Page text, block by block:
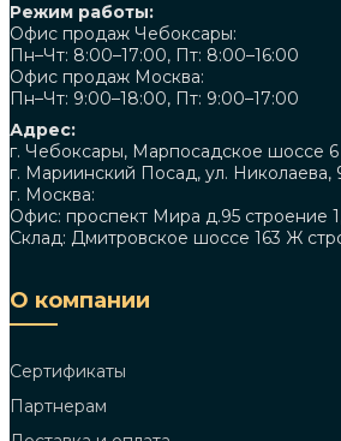
Режим работы:
Офис продаж Чебоксары:
Пн–Чт: 8:00–17:00, Пт: 8:00–16:00
Офис продаж Москва:
Пн–Чт: 9:00–18:00, Пт: 9:00–17:00
Адрес:
г. Чебоксары, Марпосадское шоссе 6
г. Мариинский Посад, ул. Николаева,
г. Москва:
Офис: проспект Мира д.95 строение 1,
Склад: Дмитровское шоссе 163 Ж
О компании
Сертификаты
Партнерам